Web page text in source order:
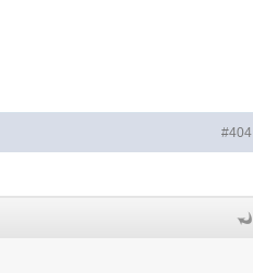
#404